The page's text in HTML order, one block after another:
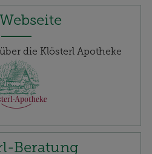
die Klösterl Apotheke
Beratung